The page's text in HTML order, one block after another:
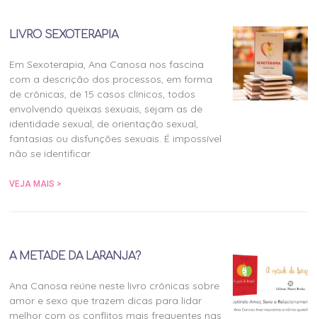
LIVRO SEXOTERAPIA
Em Sexoterapia, Ana Canosa nos fascina
com a descrição dos processos, em forma
de crônicas, de 15 casos clínicos, todos
envolvendo queixas sexuais, sejam as de
identidade sexual, de orientação sexual,
fantasias ou disfunções sexuais. É impossível
não se identificar
VEJA MAIS >
A METADE DA LARANJA?
Ana Canosa reúne neste livro crônicas sobre
amor e sexo que trazem dicas para lidar
melhor com os conflitos mais frequentes nas